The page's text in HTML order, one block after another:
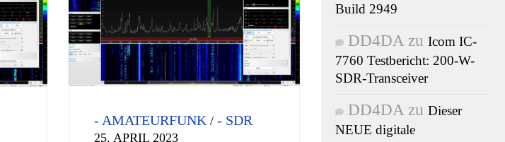
- AMATEURFUNK / - SDR
25. APRIL 2023
Build 2949
DD4DAzu Icom IC-
7760 Testbericht: 200-W-
SDR-Transceiver
DD4DAzu Dieser
NEUE digitale